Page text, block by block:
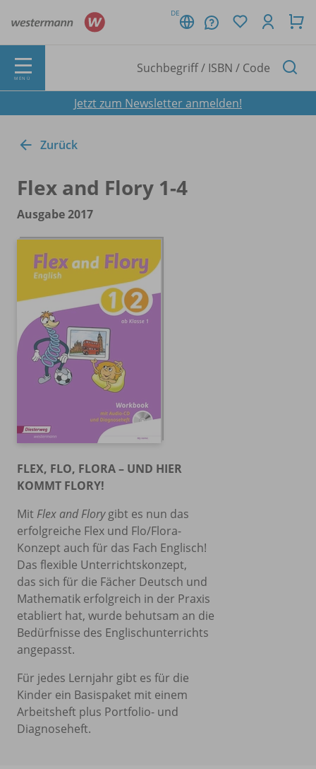
DE
MENÜ
Jetzt zum Newsletter anmelden!
Zurück
Flex and Flory 1-4
Ausgabe 2017
FLEX, FLO, FLORA – UND HIER
KOMMT FLORY!
Mit Flex and Florygibt es nun das
erfolgreiche Flex und Flo/Flora-
Konzept auch für das Fach Englisch!
Das flexible Unterrichtskonzept,
das sich für die Fächer Deutsch und
Mathematik erfolgreich in der Praxis
etabliert hat, wurde behutsam an die
Bedürfnisse des Englischunterrichts
angepasst.
Für jedes Lernjahr gibt es für die
Kinder ein Basispaket mit einem
Arbeitsheft plus Portfolio- und
Diagnoseheft.